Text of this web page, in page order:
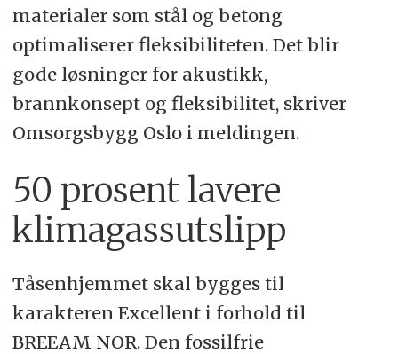
materialer som stål og betong
optimaliserer fleksibiliteten. Det blir
gode løsninger for akustikk,
brannkonsept og fleksibilitet, skriver
Omsorgsbygg Oslo i meldingen.
50 prosent lavere
klimagassutslipp
Tåsenhjemmet skal bygges til
karakteren Excellent i forhold til
BREEAM NOR. Den fossilfrie